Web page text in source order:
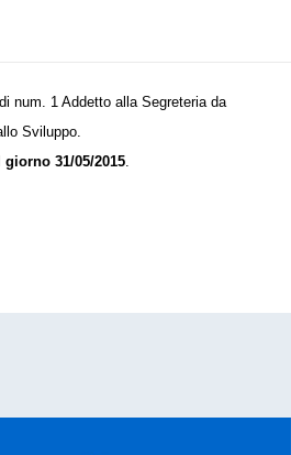
num. 1 Addetto alla Segreteria da
Sviluppo.
31/05/2015